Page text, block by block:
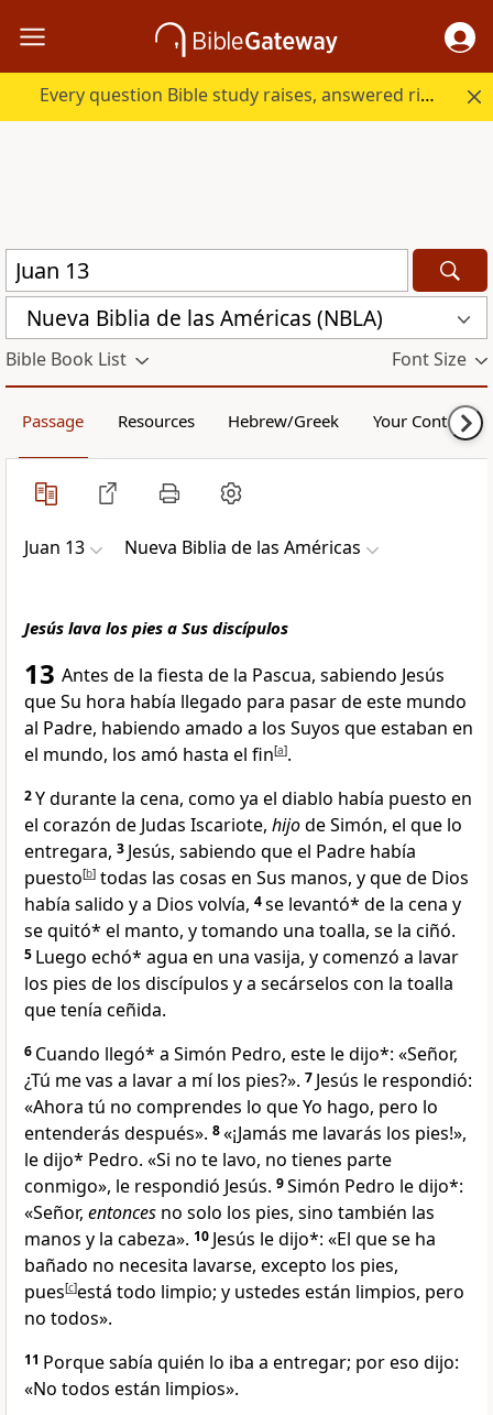
Every question Bible study raises, answered right here.
Nueva Biblia de las Américas (NBLA)
Bible Book List Font Size
Passage Resources Hebrew/Greek Your Content
Juan 13 Nueva Biblia de las Américas
Jesús lava los pies a Sus discípulos
13 Antes de la fiesta de la Pascua, sabiendo Jesús
que Su hora había llegado para pasar de este mundo
al Padre, habiendo amado a los Suyos que estaban en
el mundo, los amó hasta el fin[a].
2Y durante la cena, como ya el diablo había puesto en
el corazón de Judas Iscariote, hijode Simón, el que lo
entregara, 3 Jesús, sabiendo que el Padre había
puesto[b] todas las cosas en Sus manos, y que de Dios
había salido y a Dios volvía, 4se levantó* de la cena y
se quitó* el manto, y tomando una toalla, se la ciñó.
5 Luego echó* agua en una vasija, y comenzó a lavar
los pies de los discípulos y a secárselos con la toalla
que tenía ceñida.
6 Cuando llegó* a Simón Pedro, este le dijo*: «Señor,
¿Tú me vas a lavar a mí los pies?». 7 Jesús le respondió:
«Ahora tú no comprendes lo que Yo hago, pero lo
entenderás después». 8«¡Jamás me lavarás los pies!»,
le dijo* Pedro. «Si no te lavo, no tienes parte
conmigo», le respondió Jesús. 9Simón Pedro le dijo*:
«Señor, entonces no solo los pies, sino también las
manos y la cabeza». 10 Jesús le dijo*: «El que se ha
bañado no necesita lavarse, excepto los pies,
pues[c]está todo limpio; y ustedes están limpios, pero
no todos».
11 Porque sabía quién lo iba a entregar; por eso dijo:
«No todos están limpios».